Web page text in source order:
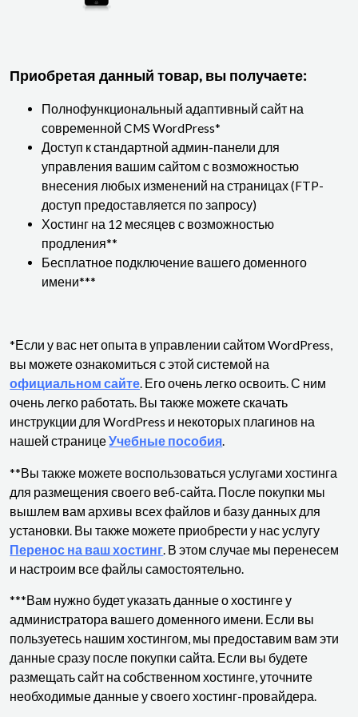
Приобретая данный товар, вы получаете:
Полнофункциональный адаптивный сайт на
современной CMS WordPress*
Доступ к стандартной админ-панели для
управления вашим сайтом с возможностью
внесения любых изменений на страницах (FTP-
доступ предоставляется по запросу)
Хостинг на 12 месяцев с возможностью
продления**
Бесплатное подключение вашего доменного
имени***
*Если у вас нет опыта в управлении сайтом WordPress,
вы можете ознакомиться с этой системой на
официальном сайте. Его очень легко освоить. С ним
очень легко работать. Вы также можете скачать
инструкции для WordPress и некоторых плагинов на
нашей страницеУчебные пособия.
**Вы также можете воспользоваться услугами хостинга
для размещения своего веб-сайта. После покупки мы
вышлем вам архивы всех файлов и базу данных для
установки. Вы также можете приобрести у нас услугу
Перенос на ваш хостинг. В этом случае мы перенесем
и настроим все файлы самостоятельно.
***Вам нужно будет указать данные о хостинге у
администратора вашего доменного имени. Если вы
пользуетесь нашим хостингом, мы предоставим вам эти
данные сразу после покупки сайта. Если вы будете
размещать сайт на собственном хостинге, уточните
необходимые данные у своего хостинг-провайдера.